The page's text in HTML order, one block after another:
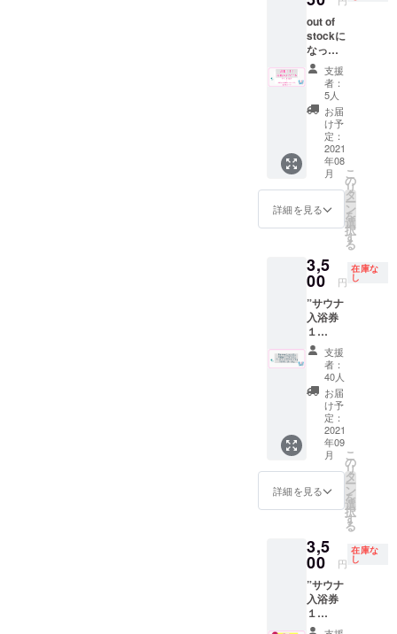
なって
しまっ
た場合
のご返
金を承
る事は
システ
ム上で
きませ
んの
で、そ
の際に
は相当
浴、サ
ウナ、
の代金
として
代えさ
せて頂
きま
す。
料はプ
ロジェ
クト
オー
ナー負
担とな
りま
す。 て
ぬぐい
につい
て デザ
インを
美術
氏
https://t
om/mid
uno_m
e?s=20
制作を
かまわ
ぬ
https://
kamaw
anu.jp
の
江澤氏
にご依
頼させ
て頂き
まし
イズ
約
綿１０
０％ 日
本 ※手
染めの
ため色
落ち、
連絡さ
せて頂
きま
す。
ドリン
ク券１
枚”と"
ポスト
カー
ド"を同
封して
お送り
させて
頂きま
す。 ※
ドリン
ク券は
過去に
使用し
ナ100円
引き
券”を代
用致し
ます。
※ドリン
ク券は
アル
コール
も可
（使用
時に喫
茶での
酒類の
販売が
可能の
場合）
但し未
リンク
のみの
に限り
ます。
※ステッ
out of
stockに
なって
いたこ
ちらの
プラン
を追加
致しま
した。
リター
ン品の
内容は
同じで
す。 喫
茶メ
ニュー
の女将
さんシ
リーズ
から焼
き菓子
のセッ
トとポ
スト
カード
に直筆
のメッ
セージ
を同封
して郵
送致し
ます。
※郵送は
おりま
す。 ※
送料は
プロ
ジェク
トオー
ナー負
支援
者：
5人
お届
け予
定：
2021
年08
月
詳細を見る
こ
の
リ
タ
ー
ン
を
選
択
す
る
3,5
00 円
在庫な
し
”サウナ
入浴券
１
枚”と”
グラ
ス”と”
喫茶ド
リンク
券１
枚”と"
ポスト
カー
ド"を同
封して
お送り
させて
す。 ※
ドリン
ク券は
過去に
使用し
てい
た”サウ
支援
者：
40人
お届
け予
定：
2021
年09
月
詳細を見る
こ
の
リ
タ
ー
ン
を
選
択
す
る
3,5
00 円
在庫な
し
”サウナ
入浴券
１
枚”と”